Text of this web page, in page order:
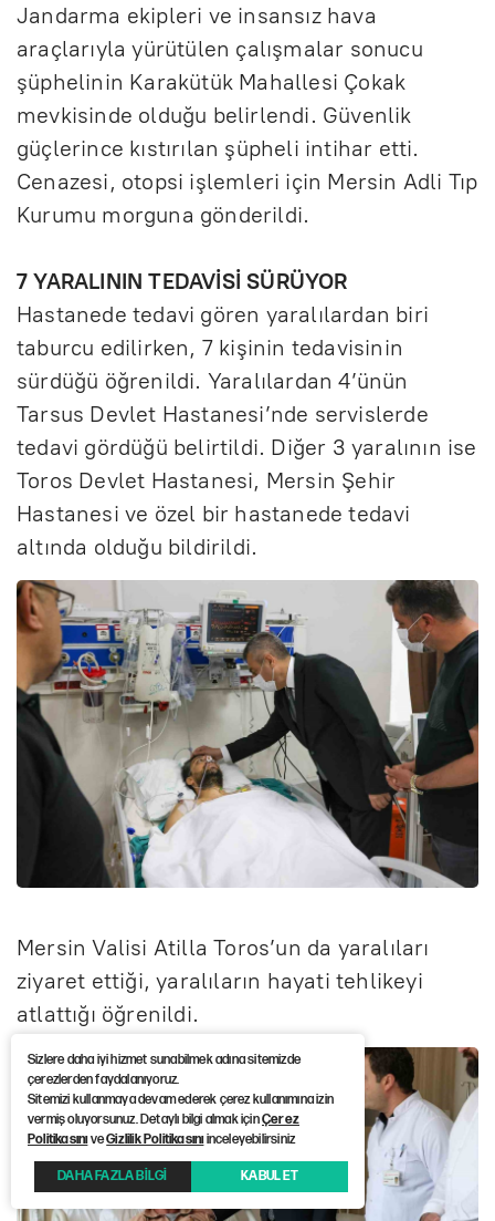
Jandarma ekipleri ve insansız hava
araçlarıyla yürütülen çalışmalar sonucu
şüphelinin Karakütük Mahallesi Çokak
mevkisinde olduğu belirlendi. Güvenlik
güçlerince kıstırılan şüpheli intihar etti.
Cenazesi, otopsi işlemleri için Mersin Adli Tıp
Kurumu morguna gönderildi.
7 YARALININ TEDAVİSİ SÜRÜYOR
Hastanede tedavi gören yaralılardan biri
taburcu edilirken, 7 kişinin tedavisinin
sürdüğü öğrenildi. Yaralılardan 4’ünün
Tarsus Devlet Hastanesi’nde servislerde
tedavi gördüğü belirtildi. Diğer 3 yaralının ise
Toros Devlet Hastanesi, Mersin Şehir
Hastanesi ve özel bir hastanede tedavi
altında olduğu bildirildi.
Mersin Valisi Atilla Toros’un da yaralıları
ziyaret ettiği, yaralıların hayati tehlikeyi
atlattığı öğrenildi.
Sizlere daha iyi hizmet sunabilmek adına sitemizde
çerezlerden faydalanıyoruz.
Sitemizi kullanmaya devam ederek çerez kullanımına izin
vermiş oluyorsunuz. Detaylı bilgi almak içinÇerez
PolitikasınıveGizlilik Politikasınıinceleyebilirsiniz
DAHA FAZLA BİLGİ KABUL ET